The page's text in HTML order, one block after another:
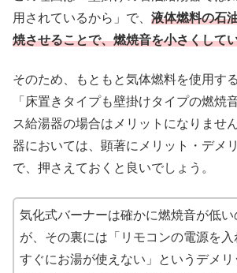
用されているから」で、 液体燃料の石
焼させることで、燃焼音を小さくして
そのため、もともと気体燃料を使用す
「床置きタイプも壁掛けタイプの燃焼
ス給湯器の場合はメリットになりませ
器においては、顕著にメリット・デメ
で、押さえておくと良いでしょう。
気化式バーナーは確かに燃焼音が低い
が、その裏には「リモコンの電源を入
すぐにお湯が使えない」というデメリ